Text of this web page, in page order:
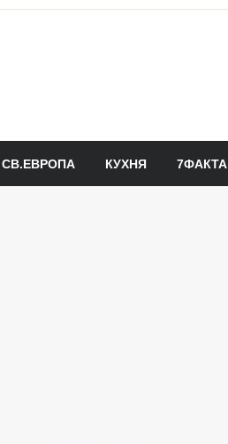
СВ.ЕВРОПА КУХНЯ 7ФАКТА